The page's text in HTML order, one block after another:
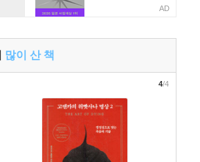
AD
많이 산 책
4/4